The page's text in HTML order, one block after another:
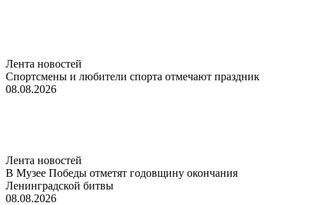
Лента новостей
Спортсмены и любители спорта отмечают праздник
08.08.2026
Лента новостей
В Музее Победы отметят годовщину окончания
Ленинградской битвы
08.08.2026